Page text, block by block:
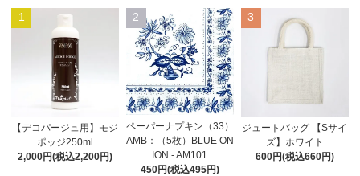
1
【デコパージュ用】モジ
ポッジ250ml
2,000円(税込2,200円)
2
ペーパーナプキン（33）
AMB：（5枚）BLUE ON
ION - AM101
450円(税込495円)
3
ジュートバッグ 【Sサイ
ズ】ホワイト
600円(税込660円)